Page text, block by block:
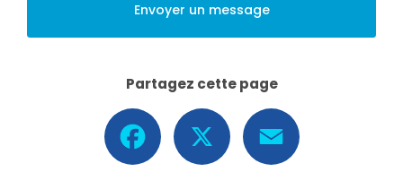
Envoyer un message
Partagez cette page
Facebook